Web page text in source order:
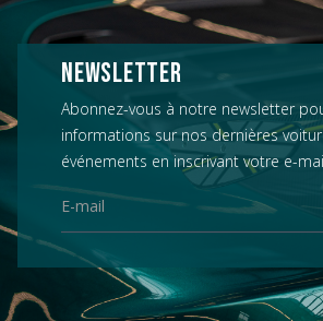
NEWSLETTER
Abonnez-vous à notre newsletter
informations sur nos dernières
événements en inscrivant votre e-